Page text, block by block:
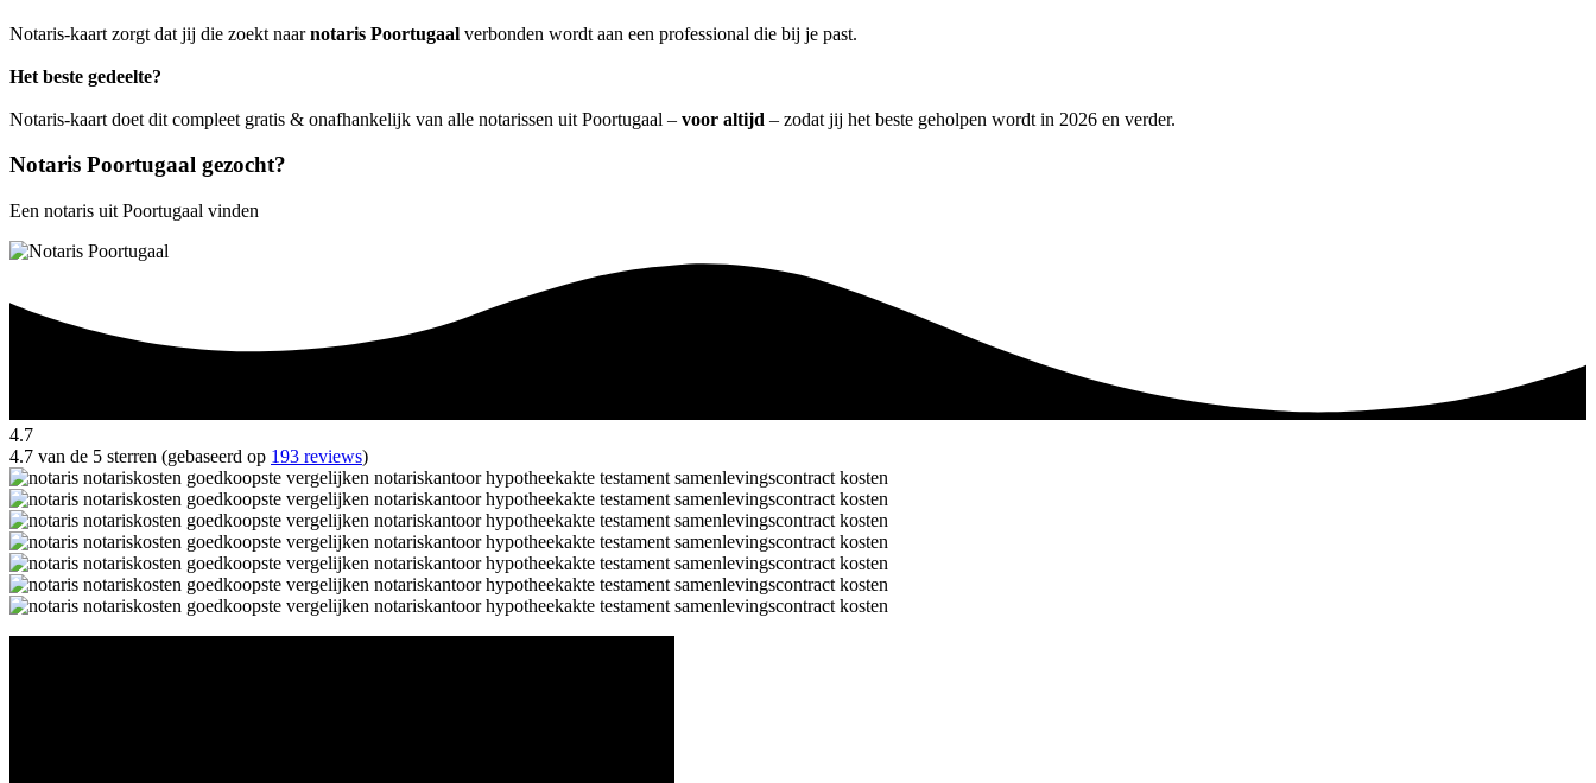
Notaris-kaart zorgt dat jij die zoekt naarnotaris Poortugaal verbonden wordt aan een professional die bij je past.
Het beste gedeelte?
Notaris-kaart doet dit compleet gratis & onafhankelijk van alle notarissen uit Poortugaal – voor altijd – zodat jij het beste geholpen wordt in 2026 en verder.
Notaris Poortugaal gezocht?
Een notaris uit Poortugaal vinden
4.7
4.7 van de 5 sterren (gebaseerd op 193 reviews)